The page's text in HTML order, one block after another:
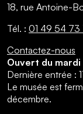
18, rue Antoine-
Tél. : 01 49 54 73
Contactez-nous
Ouvert du mardi
Dernière entrée :
Le musée est
décembre.